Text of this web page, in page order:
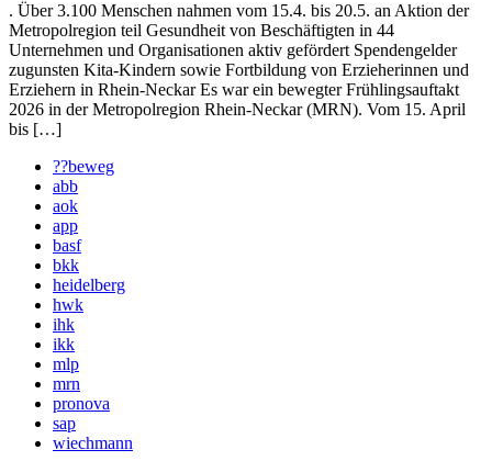
. Über 3.100 Menschen nahmen vom 15.4. bis 20.5. an Aktion der
Metropolregion teil Gesundheit von Beschäftigten in 44
Unternehmen und Organisationen aktiv gefördert Spendengelder
zugunsten Kita-Kindern sowie Fortbildung von Erzieherinnen und
Erziehern in Rhein-Neckar Es war ein bewegter Frühlingsauftakt
2026 in der Metropolregion Rhein-Neckar (MRN). Vom 15. April
bis […]
??beweg
abb
aok
app
basf
bkk
heidelberg
hwk
ihk
ikk
mlp
mrn
pronova
sap
wiechmann